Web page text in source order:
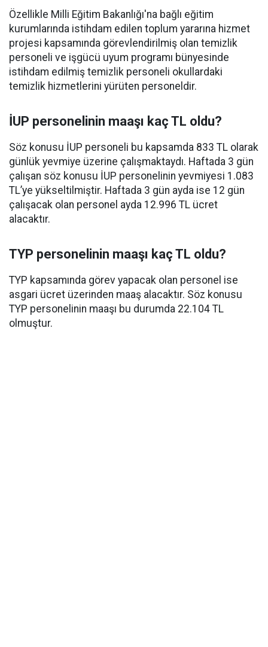
Özellikle Milli Eğitim Bakanlığı'na bağlı eğitim
kurumlarında istihdam edilen toplum yararına hizmet
projesi kapsamında görevlendirilmiş olan temizlik
personeli ve işgücü uyum programı bünyesinde
istihdam edilmiş temizlik personeli okullardaki
temizlik hizmetlerini yürüten personeldir.
İUP personelinin maaşı kaç TL oldu?
Söz konusu İUP personeli bu kapsamda 833 TL olarak
günlük yevmiye üzerine çalışmaktaydı. Haftada 3 gün
çalışan söz konusu İUP personelinin yevmiyesi 1.083
TL’ye yükseltilmiştir. Haftada 3 gün ayda ise 12 gün
çalışacak olan personel ayda 12.996 TL ücret
alacaktır.
TYP personelinin maaşı kaç TL oldu?
TYP kapsamında görev yapacak olan personel ise
asgari ücret üzerinden maaş alacaktır. Söz konusu
TYP personelinin maaşı bu durumda 22.104 TL
olmuştur.